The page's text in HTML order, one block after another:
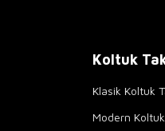
Koltuk
Klasik Koltuk
Modern Koltuk